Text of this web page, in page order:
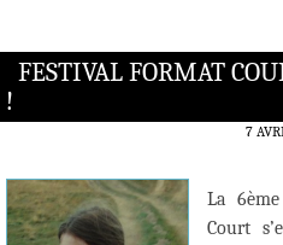
FESTIVAL FORMAT
!
7
La
Court